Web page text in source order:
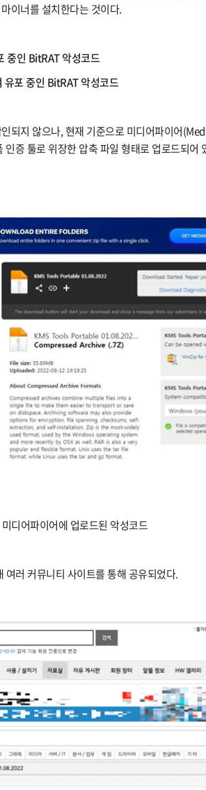
이너를 설치한다는 것이다.
중인 BitRAT 악성코드
유포 중인 BitRAT 악성코드
되지 않으나, 현재 기준으로 미디어파이어
증 툴로 위장한 압축 파일 형태로 업로드되어
디어파이어에 업로드된 악성코드
러 커뮤니티 사이트를 통해 공유되었다.